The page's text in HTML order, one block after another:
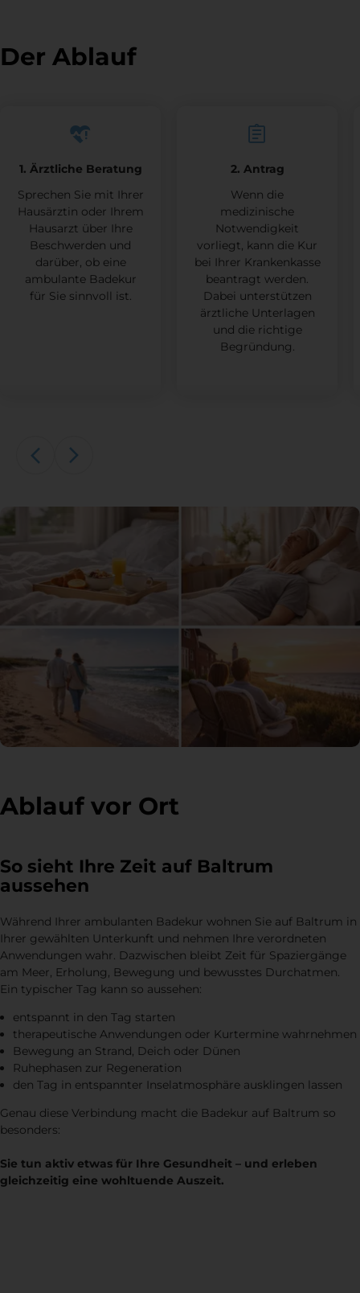
Der Ablauf
1. Ärztliche Beratung
Sprechen Sie mit Ihrer
Hausärztin oder Ihrem
Hausarzt über Ihre
Beschwerden und
darüber, ob eine
ambulante Badekur
für Sie sinnvoll ist.
2. Antrag
Wenn die
medizinische
Notwendigkeit
vorliegt, kann die Kur
bei Ihrer Krankenkasse
beantragt werden.
Dabei unterstützen
ärztliche Unterlagen
und die richtige
Begründung.
Ablauf vor Ort
So sieht Ihre Zeit auf Baltrum
aussehen
Während Ihrer ambulanten Badekur wohnen Sie auf Baltrum in
Ihrer gewählten Unterkunft und nehmen Ihre verordneten
Anwendungen wahr. Dazwischen bleibt Zeit für Spaziergänge
am Meer, Erholung, Bewegung und bewusstes Durchatmen.
Ein typischer Tag kann so aussehen:
entspannt in den Tag starten
therapeutische Anwendungen oder Kurtermine wahrnehmen
Bewegung an Strand, Deich oder Dünen
Ruhephasen zur Regeneration
den Tag in entspannter Inselatmosphäre ausklingen lassen
Genau diese Verbindung macht die Badekur auf Baltrum so
besonders:
Sie tun aktiv etwas für Ihre Gesundheit – und erleben
gleichzeitig eine wohltuende Auszeit.